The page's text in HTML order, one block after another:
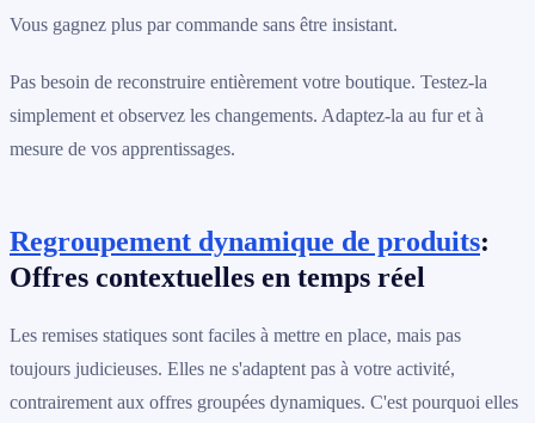
Vous gagnez plus par commande sans être insistant.
Pas besoin de reconstruire entièrement votre boutique. Testez-la
simplement et observez les changements. Adaptez-la au fur et à
mesure de vos apprentissages.
Regroupement dynamique de produits:
Offres contextuelles en temps réel
Les remises statiques sont faciles à mettre en place, mais pas
toujours judicieuses. Elles ne s'adaptent pas à votre activité,
contrairement aux offres groupées dynamiques. C'est pourquoi elles